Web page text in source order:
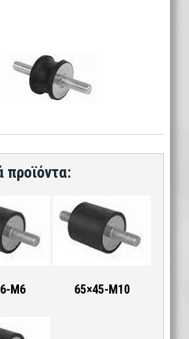
M6 65×45-M10